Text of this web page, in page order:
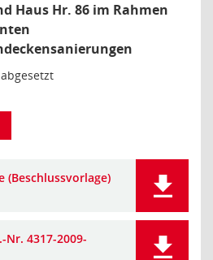
Haus Hr. 86 im Rahmen
abgesetzt
(Beschlussvorlage)
Nr. 4317-2009-